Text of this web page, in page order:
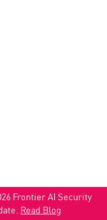
Frontier AI Security
Read Blog